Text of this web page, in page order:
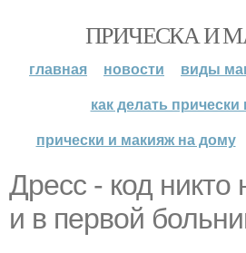
ПРИЧЕСКА И
главная новости
виды
как делать
прически и макияж на дому
Дресс - код никто
и в первой